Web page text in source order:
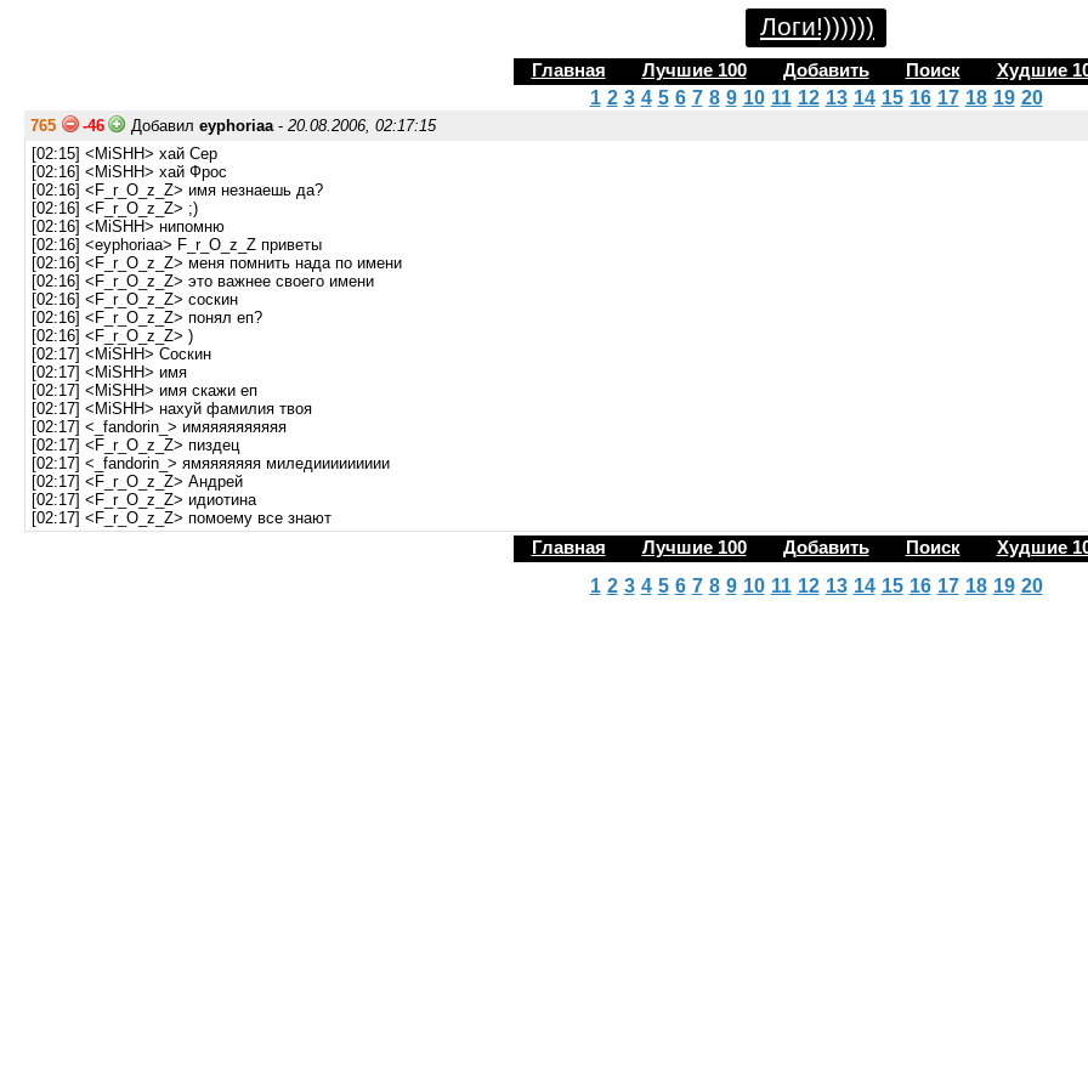
Логи!))))))
Главная Лучшие 100 Добавить Поиск Худшие
1 2 3 4 5 6 7 8 9 10 11 12 13 14 15 16 17 18 19 20
765 -46 Добавил eyphoriaa- 20.08.2006, 02:17:15
[02:15] <MiSHH> хай Сер
[02:16] <MiSHH> хай Фрос
[02:16] <F_r_O_z_Z> имя незнаешь да?
[02:16] <F_r_O_z_Z> ;)
[02:16] <MiSHH> нипомню
[02:16] <eyphoriaa> F_r_O_z_Z приветы
[02:16] <F_r_O_z_Z> меня помнить нада по имени
[02:16] <F_r_O_z_Z> это важнее своего имени
[02:16] <F_r_O_z_Z> соскин
[02:16] <F_r_O_z_Z> понял еп?
[02:16] <F_r_O_z_Z> )
[02:17] <MiSHH> Соскин
[02:17] <MiSHH> имя
[02:17] <MiSHH> имя скажи еп
[02:17] <MiSHH> нахуй фамилия твоя
[02:17] <_fandorin_> имяяяяяяяяяя
[02:17] <F_r_O_z_Z> пиздец
[02:17] <_fandorin_> ямяяяяяяя миледиииииииии
[02:17] <F_r_O_z_Z> Андрей
[02:17] <F_r_O_z_Z> идиотина
[02:17] <F_r_O_z_Z> помоему все знают
Главная Лучшие 100 Добавить Поиск Худшие
1 2 3 4 5 6 7 8 9 10 11 12 13 14 15 16 17 18 19 20